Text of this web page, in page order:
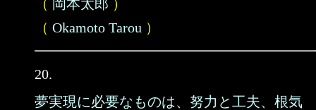
（ 岡本太郎 ）
（ Okamoto Tarou ）
20.
夢実現に必要なものは、努力と工夫、根気